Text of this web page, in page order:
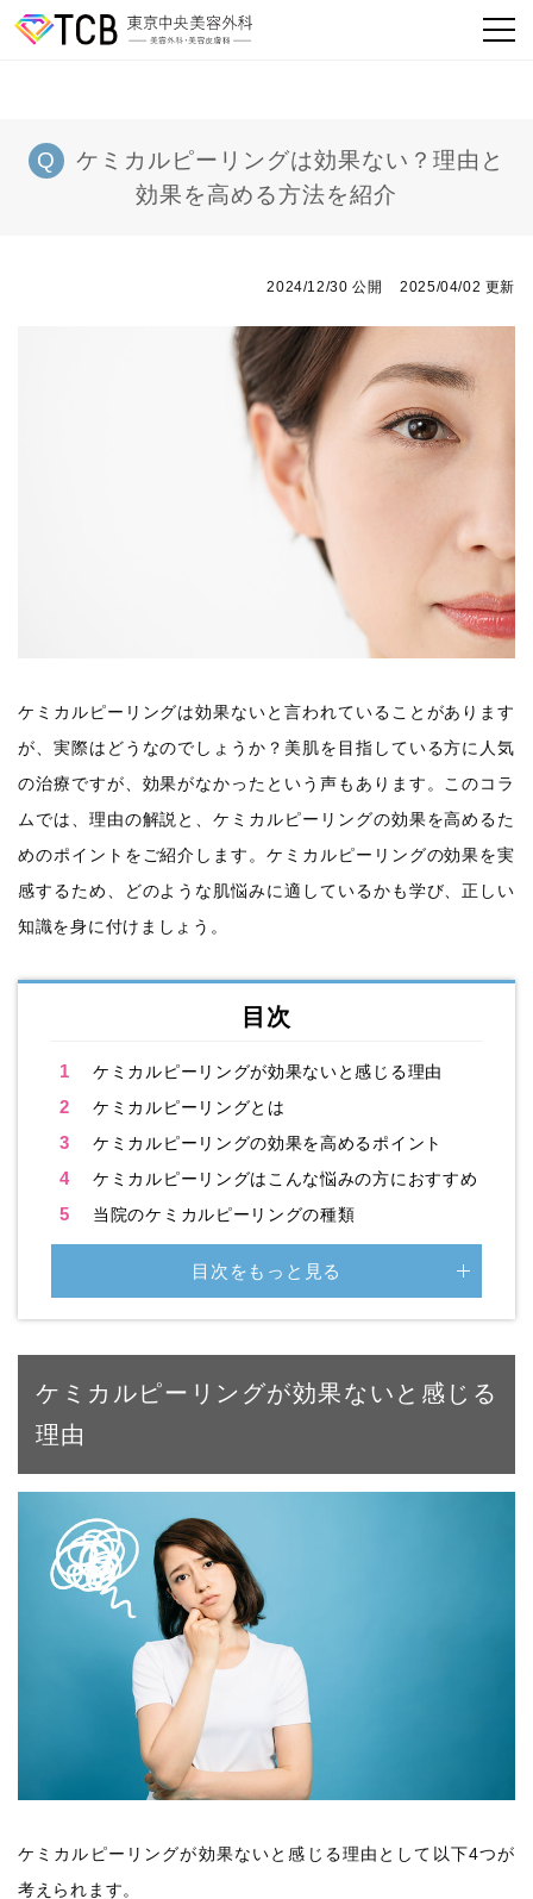
ケミカルピーリングは効果ない？理由と
効果を高める方法を紹介
2024/12/30 公開 2025/04/02 更新
ケミカルピーリングは効果ないと言われていることがあります
が、実際はどうなのでしょうか？美肌を目指している方に人気
の治療ですが、効果がなかったという声もあります。このコラ
ムでは、理由の解説と、ケミカルピーリングの効果を高めるた
めのポイントをご紹介します。ケミカルピーリングの効果を実
感するため、どのような肌悩みに適しているかも学び、正しい
知識を身に付けましょう。
目次
1 ケミカルピーリングが効果ないと感じる理由
2 ケミカルピーリングとは
3 ケミカルピーリングの効果を高めるポイント
4 ケミカルピーリングはこんな悩みの方におすすめ
5 当院のケミカルピーリングの種類
目次をもっと見る
ケミカルピーリングが効果ないと感じる
理由
ケミカルピーリングが効果ないと感じる理由として以下4つが
考えられます。